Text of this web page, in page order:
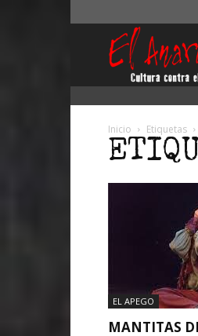
Inicio Etiquetas
EL APEGO
MANTITAS